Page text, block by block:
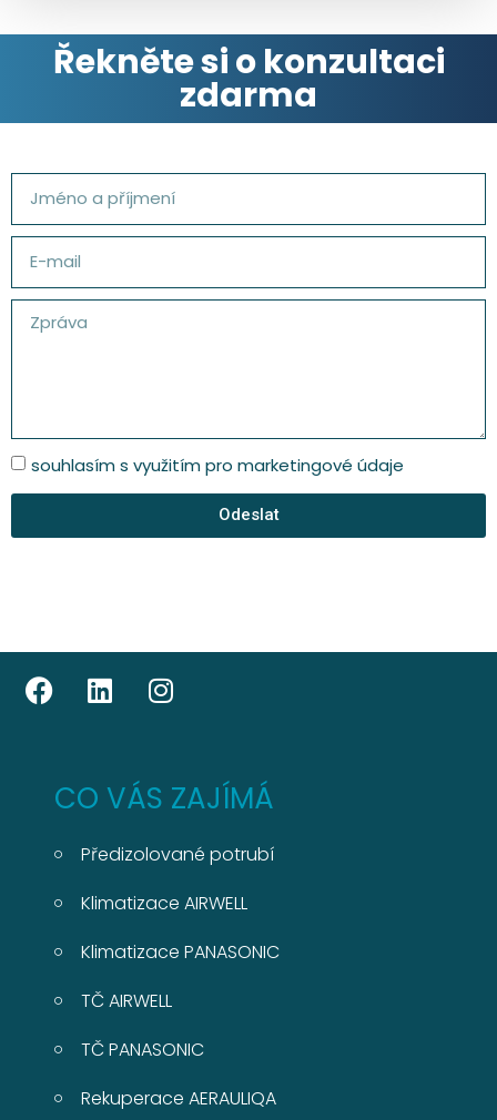
Řekněte si o konzultaci
zdarma
souhlasím s využitím pro marketingové údaje
Odeslat
CO VÁS ZAJÍMÁ
Předizolované potrubí
Klimatizace AIRWELL
Klimatizace PANASONIC
TČ AIRWELL
TČ PANASONIC
Rekuperace AERAULIQA